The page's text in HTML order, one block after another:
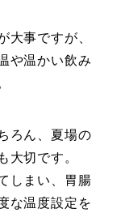
大事ですが、
や温かい飲み
ろん、夏場の
大切です。
しまい、胃腸
な温度設定を